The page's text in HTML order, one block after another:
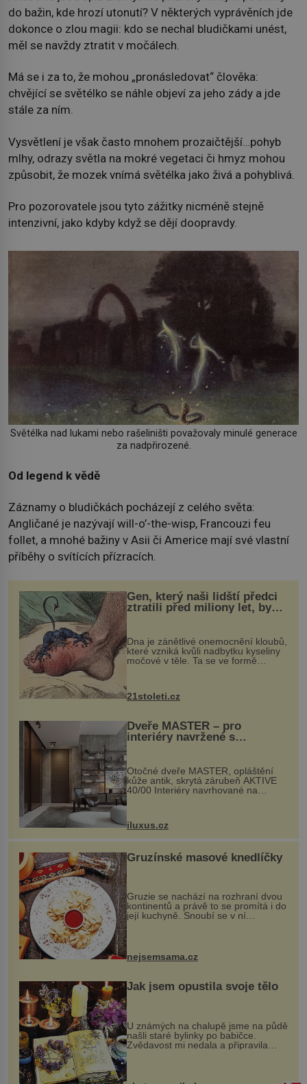
do bažin, kde hrozí utonutí? V některých vyprávěních jde
dokonce o zlou magii: kdo se nechal bludičkami unést,
měl se navždy ztratit v močálech.
Má se i za to, že mohou „pronásledovat“ člověka:
chvějící se světélko se náhle objeví za jeho zády a jde
stále za ním.
Vysvětlení je však často mnohem prozaičtější…pohyb
mlhy, odrazy světla na mokré vegetaci či hmyz mohou
způsobit, že mozek vnímá světélka jako živá a pohyblivá.
Pro pozorovatele jsou tyto zážitky nicméně stejně
intenzivní, jako kdyby když se dějí doopravdy.
Světélka nad lukami nebo rašeliništi považovaly minulé generace
za nadpřirozené.
Od legend k vědě
Záznamy o bludičkách pocházejí z celého světa:
Angličané je nazývají will-o’-the-wisp, Francouzi feu
follet, a mnohé bažiny v Asii či Americe mají své vlastní
příběhy o svítících přízracích.
Gen, který naši lidští předci
ztratili před miliony let, by
mohl pomoci s léčbou
„nemoci králů“
Dna je zánětlivé onemocnění kloubů,
které vzniká kvůli nadbytku kyseliny
močové v těle. Ta se ve formě
nohou, a způsobuje bole...
21stoleti.cz
Dveře MASTER – pro
interiéry navržené s
rozumem i vášní!
Otočné dveře MASTER, opláštění
kůže antik, skrytá zárubeň AKTIVE
40/00 Interiéry navrhované na
zakázku často vyžadují atypické
rozměry nejen nábytku, ale i
dnes umož...
iluxus.cz
Gruzínské masové knedlíčky
Gruzie se nachází na rozhraní dvou
kontinentů a právě to se promítá i do
její kuchyně. Snoubí se v ní
evropské a asijské chutě a díky tomu
vznikají rozmanité a chuťově bohaté
pokrmy, které rozhodně st...
nejsemsama.cz
Jak jsem opustila svoje tělo
U známých na chalupě jsme na půdě
našli staré bylinky po babičce.
Zvědavost mi nedala a připravila
jsem si z nich lektvar… Zimní pobyt
na chalupě se pro mě vlastní vinou
změnil v děsivý zážitek, na kt...